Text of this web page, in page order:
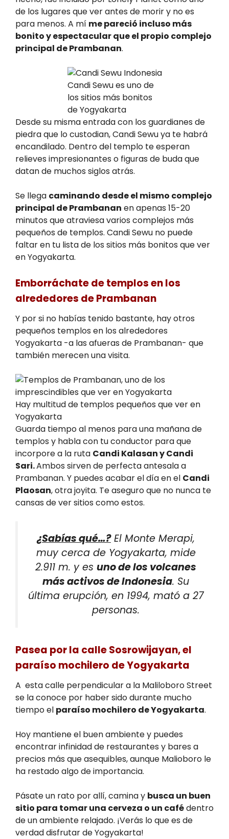
de los lugares que ver antes de morir y no es
para menos. A mí me pareció incluso más
bonito y espectacular que el propio complejo
principal de Prambanan.
Candi Sewu es uno de
los sitios más bonitos
de Yogyakarta
Desde su misma entrada con los guardianes de
piedra que lo custodian, Candi Sewu ya te habrá
encandilado. Dentro del templo te esperan
relieves impresionantes o figuras de buda que
datan de muchos siglos atrás.
Se llega caminando desde el mismo complejo
principal de Prambanan en apenas 15-20
minutos que atraviesa varios complejos más
pequeños de templos. Candi Sewu no puede
faltar en tu lista de los sitios más bonitos que ver
en Yogyakarta.
Emborráchate de templos en los
alrededores de Prambanan
Y por si no habías tenido bastante, hay otros
pequeños templos en los alrededores
Yogyakarta -a las afueras de Prambanan- que
también merecen una visita.
Hay multitud de templos pequeños que ver en
Yogyakarta
Guarda tiempo al menos para una mañana de
templos y habla con tu conductor para que
incorpore a la ruta Candi Kalasan y Candi
Sari.Ambos sirven de perfecta antesala a
Prambanan. Y puedes acabar el día en el Candi
Plaosan, otra joyita. Te aseguro que no nunca te
cansas de ver sitios como estos.
¿Sabías qué…?El Monte Merapi,
muy cerca de Yogyakarta, mide
2.911 m. y es uno de los volcanes
más activos de Indonesia. Su
última erupción, en 1994, mató a 27
personas.
Pasea por la calle Sosrowijayan, el
paraíso mochilero de Yogyakarta
A esta calle perpendicular a la Maliloboro Street
se la conoce por haber sido durante mucho
tiempo el paraíso mochilero de Yogyakarta.
Hoy mantiene el buen ambiente y puedes
encontrar infinidad de restaurantes y bares a
precios más que asequibles, aunque Malioboro le
ha restado algo de importancia.
Pásate un rato por allí, camina y busca un buen
sitio para tomar una cerveza o un cafédentro
de un ambiente relajado. ¡Verás lo que es de
verdad disfrutar de Yogyakarta!